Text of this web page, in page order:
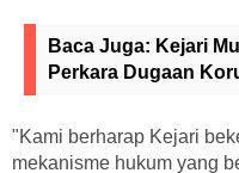
Baca Juga: Kejari
Perkara Dugaan
"Kami berharap Kejari
mekanisme hukum yang